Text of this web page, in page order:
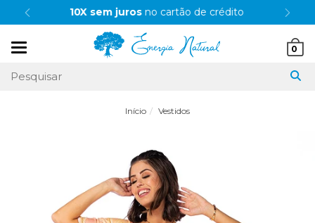
10X sem juros no cartão de crédito
0
Início Vestidos